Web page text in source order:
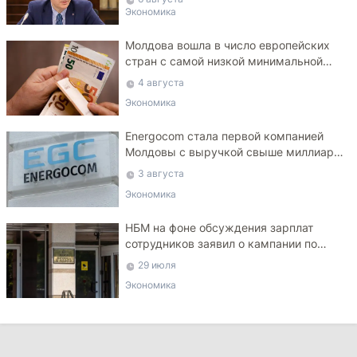
Экономика
Молдова вошла в число европейских
стран с самой низкой минимальной
зарплатой
4 августа
Экономика
Energocom стала первой компанией
Молдовы с выручкой свыше миллиарда
евро3 августа
Экономика
НБМ на фоне обсуждения зарплат
сотрудников заявил о кампании по
дискредитации учреждения
29 июля
Экономика